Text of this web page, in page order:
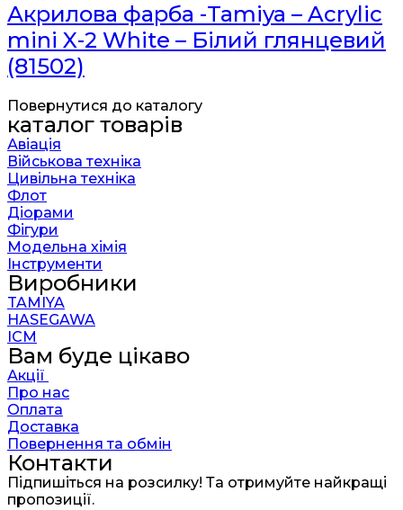
Акрилова фарба -Tamiya – Acrylic
mini X-2 White – Білий глянцевий
(81502)
Повернутися до каталогу
каталог товарів
Авіація
Військова техніка
Цивільна техніка
Флот
Діорами
Фігури
Модельна хімія
Інструменти
Виробники
TAMIYA
HASEGAWA
ICM
Вам буде цікаво
Акції
Про нас
Оплата
Доставка
Повернення та обмін
Контакти
Підпишіться на розсилку! Та отримуйте найкращі
пропозиції.